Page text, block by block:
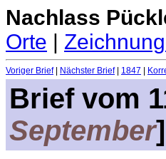
Nachlass
Orte |
Voriger Brief| Nächster Brief| 1847
Brief vom
September]